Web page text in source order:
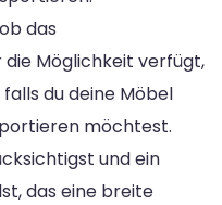
das
Möglichkeit verfügt,
du deine Möbel
möchtest.
und ein
das eine breite